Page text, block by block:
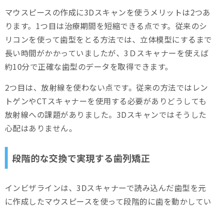
マウスピースの作成に3Dスキャンを使うメリットは2つあ
ります。1つ目は治療期間を短縮できる点です。従来のシ
リコンを使って歯型をとる方法では、立体模型にするまで
長い時間がかかっていましたが、3Ｄスキャナーを使えば
約10分で正確な歯型のデータを取得できます。
2つ目は、放射線を使わない点です。従来の方法ではレン
トゲンやCTスキャナーを使用する必要がありどうしても
放射線への課題がありました。3Dスキャンではそうした
心配はありません。
段階的な交換で実現する歯列矯正
インビザラインは、3Dスキャナーで読み込んだ歯型を元
に作成したマウスピースを使って段階的に歯を動かしてい